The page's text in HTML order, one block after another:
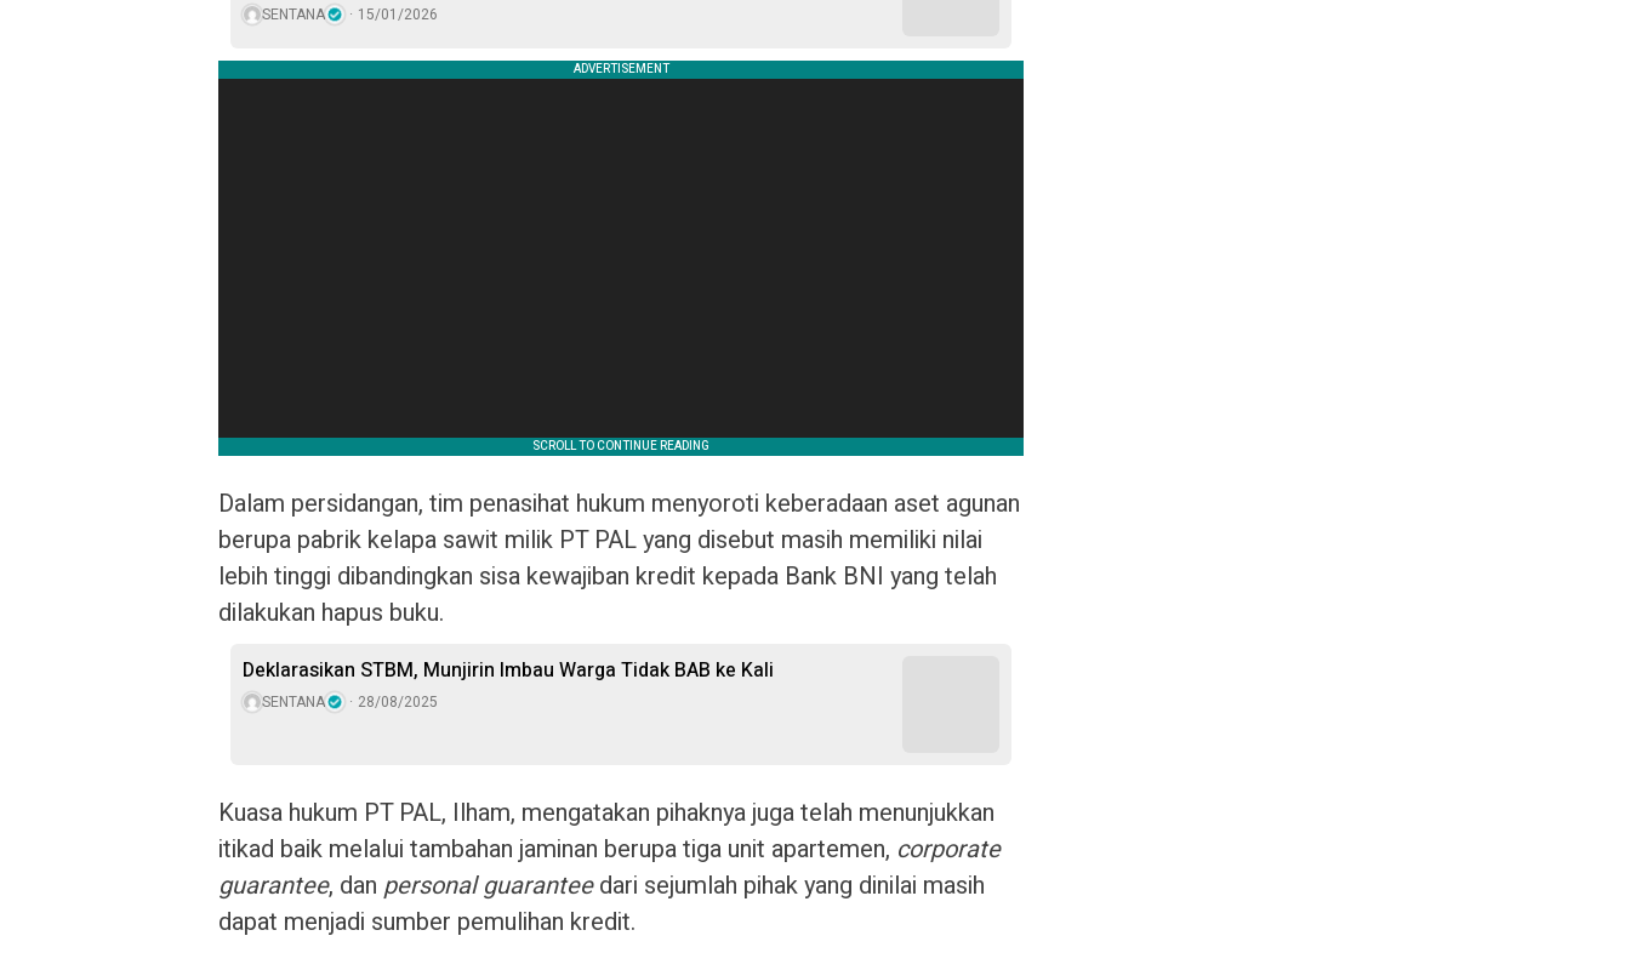
SENTANA 15/01/2026
Dalam persidangan, tim penasihat hukum menyoroti keberadaan aset agunan
berupa pabrik kelapa sawit milik PT PAL yang disebut masih memiliki nilai
lebih tinggi dibandingkan sisa kewajiban kredit kepada Bank BNI yang telah
dilakukan hapus buku.
Deklarasikan STBM, Munjirin Imbau Warga Tidak BAB ke Kali
SENTANA 28/08/2025
Kuasa hukum PT PAL, Ilham, mengatakan pihaknya juga telah menunjukkan
itikad baik melalui tambahan jaminan berupa tiga unit apartemen, corporate
guarantee, dan personal guaranteedari sejumlah pihak yang dinilai masih
dapat menjadi sumber pemulihan kredit.